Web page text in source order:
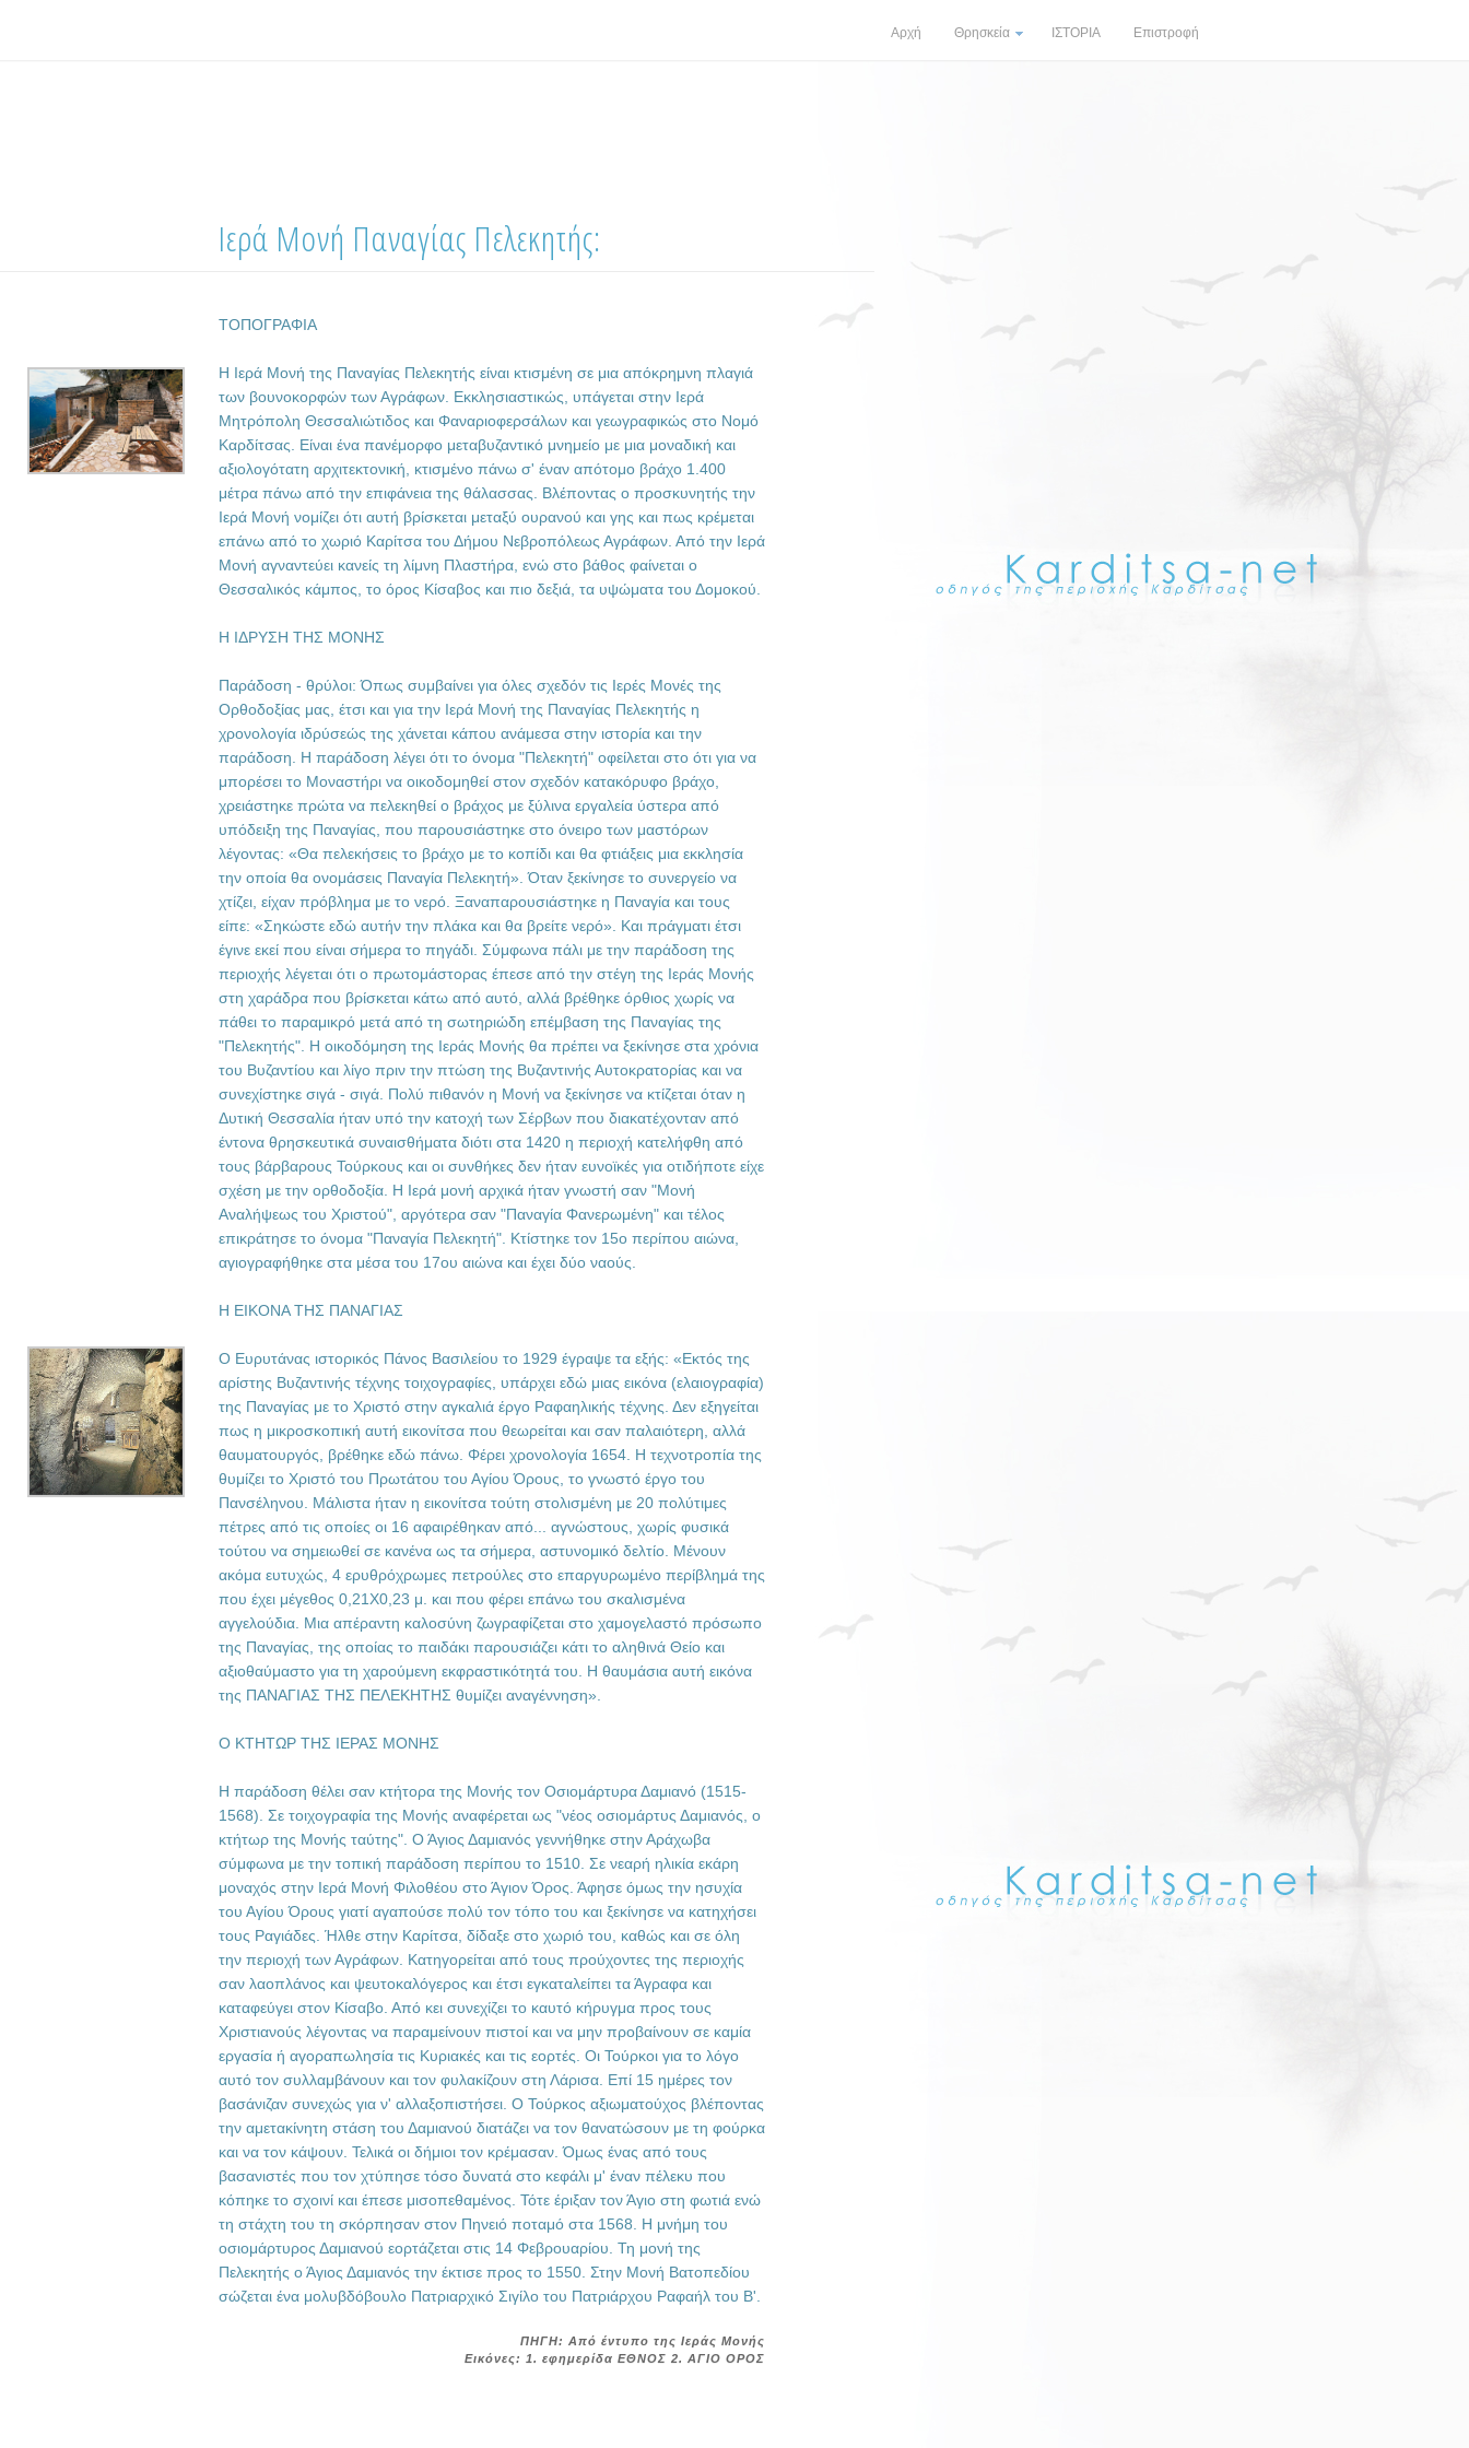
Αρχή Θρησκεία ΙΣΤΟΡΙΑ Επιστροφή
Ιερά Μονή Παναγίας Πελεκητής:
ΤΟΠΟΓΡΑΦΙΑ
Η Ιερά Μονή της Παναγίας Πελεκητής είναι κτισμένη σε μια απόκρημνη πλαγιά
των βουνοκορφών των Αγράφων. Εκκλησιαστικώς, υπάγεται στην Ιερά
Μητρόπολη Θεσσαλιώτιδος και Φαναριοφερσάλων και γεωγραφικώς στο Νομό
Καρδίτσας. Είναι ένα πανέμορφο μεταβυζαντικό μνημείο με μια μοναδική και
αξιολογότατη αρχιτεκτονική, κτισμένο πάνω σ' έναν απότομο βράχο 1.400
μέτρα πάνω από την επιφάνεια της θάλασσας. Βλέποντας ο προσκυνητής την
Ιερά Μονή νομίζει ότι αυτή βρίσκεται μεταξύ ουρανού και γης και πως κρέμεται
επάνω από το χωριό Καρίτσα του Δήμου Νεβροπόλεως Αγράφων. Από την Ιερά
Μονή αγναντεύει κανείς τη λίμνη Πλαστήρα, ενώ στο βάθος φαίνεται ο
Θεσσαλικός κάμπος, το όρος Κίσαβος και πιο δεξιά, τα υψώματα του Δομοκού.
Η ΙΔΡΥΣΗ ΤΗΣ ΜΟΝΗΣ
Παράδοση - θρύλοι: Όπως συμβαίνει για όλες σχεδόν τις Ιερές Μονές της
Ορθοδοξίας μας, έτσι και για την Ιερά Μονή της Παναγίας Πελεκητής η
χρονολογία ιδρύσεώς της χάνεται κάπου ανάμεσα στην ιστορία και την
παράδοση. Η παράδοση λέγει ότι το όνομα "Πελεκητή" οφείλεται στο ότι για να
μπορέσει το Μοναστήρι να οικοδομηθεί στον σχεδόν κατακόρυφο βράχο,
χρειάστηκε πρώτα να πελεκηθεί ο βράχος με ξύλινα εργαλεία ύστερα από
υπόδειξη της Παναγίας, που παρουσιάστηκε στο όνειρο των μαστόρων
λέγοντας: «Θα πελεκήσεις το βράχο με το κοπίδι και θα φτιάξεις μια εκκλησία
την οποία θα ονομάσεις Παναγία Πελεκητή». Όταν ξεκίνησε το συνεργείο να
χτίζει, είχαν πρόβλημα με το νερό. Ξαναπαρουσιάστηκε η Παναγία και τους
είπε: «Σηκώστε εδώ αυτήν την πλάκα και θα βρείτε νερό». Και πράγματι έτσι
έγινε εκεί που είναι σήμερα το πηγάδι. Σύμφωνα πάλι με την παράδοση της
περιοχής λέγεται ότι ο πρωτομάστορας έπεσε από την στέγη της Ιεράς Μονής
στη χαράδρα που βρίσκεται κάτω από αυτό, αλλά βρέθηκε όρθιος χωρίς να
πάθει το παραμικρό μετά από τη σωτηριώδη επέμβαση της Παναγίας της
"Πελεκητής". Η οικοδόμηση της Ιεράς Μονής θα πρέπει να ξεκίνησε στα χρόνια
του Βυζαντίου και λίγο πριν την πτώση της Βυζαντινής Αυτοκρατορίας και να
συνεχίστηκε σιγά - σιγά. Πολύ πιθανόν η Μονή να ξεκίνησε να κτίζεται όταν η
Δυτική Θεσσαλία ήταν υπό την κατοχή των Σέρβων που διακατέχονταν από
έντονα θρησκευτικά συναισθήματα διότι στα 1420 η περιοχή κατελήφθη από
τους βάρβαρους Τούρκους και οι συνθήκες δεν ήταν ευνοϊκές για οτιδήποτε είχε
σχέση με την ορθοδοξία. Η Ιερά μονή αρχικά ήταν γνωστή σαν "Μονή
Αναλήψεως του Χριστού", αργότερα σαν "Παναγία Φανερωμένη" και τέλος
επικράτησε το όνομα "Παναγία Πελεκητή". Κτίστηκε τον 15ο περίπου αιώνα,
αγιογραφήθηκε στα μέσα του 17ου αιώνα και έχει δύο ναούς.
Η ΕΙΚΟΝΑ ΤΗΣ ΠΑΝΑΓΙΑΣ
Ο Ευρυτάνας ιστορικός Πάνος Βασιλείου το 1929 έγραψε τα εξής: «Εκτός της
αρίστης Βυζαντινής τέχνης τοιχογραφίες, υπάρχει εδώ μιας εικόνα (ελαιογραφία)
της Παναγίας με το Χριστό στην αγκαλιά έργο Ραφαηλικής τέχνης. Δεν εξηγείται
πως η μικροσκοπική αυτή εικονίτσα που θεωρείται και σαν παλαιότερη, αλλά
θαυματουργός, βρέθηκε εδώ πάνω. Φέρει χρονολογία 1654. Η τεχνοτροπία της
θυμίζει το Χριστό του Πρωτάτου του Αγίου Όρους, το γνωστό έργο του
Πανσέληνου. Μάλιστα ήταν η εικονίτσα τούτη στολισμένη με 20 πολύτιμες
πέτρες από τις οποίες οι 16 αφαιρέθηκαν από... αγνώστους, χωρίς φυσικά
τούτου να σημειωθεί σε κανένα ως τα σήμερα, αστυνομικό δελτίο. Μένουν
ακόμα ευτυχώς, 4 ερυθρόχρωμες πετρούλες στο επαργυρωμένο περίβλημά της
που έχει μέγεθος 0,21Χ0,23 μ. και που φέρει επάνω του σκαλισμένα
αγγελούδια. Μια απέραντη καλοσύνη ζωγραφίζεται στο χαμογελαστό πρόσωπο
της Παναγίας, της οποίας το παιδάκι παρουσιάζει κάτι το αληθινά Θείο και
αξιοθαύμαστο για τη χαρούμενη εκφραστικότητά του. Η θαυμάσια αυτή εικόνα
της ΠΑΝΑΓΙΑΣ ΤΗΣ ΠΕΛΕΚΗΤΗΣ θυμίζει αναγέννηση».
Ο ΚΤΗΤΩΡ ΤΗΣ ΙΕΡΑΣ ΜΟΝΗΣ
Η παράδοση θέλει σαν κτήτορα της Μονής τον Οσιομάρτυρα Δαμιανό (1515-
1568). Σε τοιχογραφία της Μονής αναφέρεται ως "νέος οσιομάρτυς Δαμιανός, ο
κτήτωρ της Μονής ταύτης". Ο Άγιος Δαμιανός γεννήθηκε στην Αράχωβα
σύμφωνα με την τοπική παράδοση περίπου το 1510. Σε νεαρή ηλικία εκάρη
μοναχός στην Ιερά Μονή Φιλοθέου στο Άγιον Όρος. Άφησε όμως την ησυχία
του Αγίου Όρους γιατί αγαπούσε πολύ τον τόπο του και ξεκίνησε να κατηχήσει
τους Ραγιάδες. Ήλθε στην Καρίτσα, δίδαξε στο χωριό του, καθώς και σε όλη
την περιοχή των Αγράφων. Κατηγορείται από τους προύχοντες της περιοχής
σαν λαοπλάνος και ψευτοκαλόγερος και έτσι εγκαταλείπει τα Άγραφα και
καταφεύγει στον Κίσαβο. Από κει συνεχίζει το καυτό κήρυγμα προς τους
Χριστιανούς λέγοντας να παραμείνουν πιστοί και να μην προβαίνουν σε καμία
εργασία ή αγοραπωλησία τις Κυριακές και τις εορτές. Οι Τούρκοι για το λόγο
αυτό τον συλλαμβάνουν και τον φυλακίζουν στη Λάρισα. Επί 15 ημέρες τον
βασάνιζαν συνεχώς για ν' αλλαξοπιστήσει. Ο Τούρκος αξιωματούχος βλέποντας
την αμετακίνητη στάση του Δαμιανού διατάζει να τον θανατώσουν με τη φούρκα
και να τον κάψουν. Τελικά οι δήμιοι τον κρέμασαν. Όμως ένας από τους
βασανιστές που τον χτύπησε τόσο δυνατά στο κεφάλι μ' έναν πέλεκυ που
κόπηκε το σχοινί και έπεσε μισοπεθαμένος. Τότε έριξαν τον Άγιο στη φωτιά ενώ
τη στάχτη του τη σκόρπησαν στον Πηνειό ποταμό στα 1568. Η μνήμη του
οσιομάρτυρος Δαμιανού εορτάζεται στις 14 Φεβρουαρίου. Τη μονή της
Πελεκητής ο Άγιος Δαμιανός την έκτισε προς το 1550. Στην Μονή Βατοπεδίου
σώζεται ένα μολυβδόβουλο Πατριαρχικό Σιγίλο του Πατριάρχου Ραφαήλ του Β'.
ΠΗΓΗ: Από έντυπο της Ιεράς Μονής
Εικόνες: 1. εφημερίδα ΕΘΝΟΣ 2. ΑΓΙΟ ΟΡΟΣ